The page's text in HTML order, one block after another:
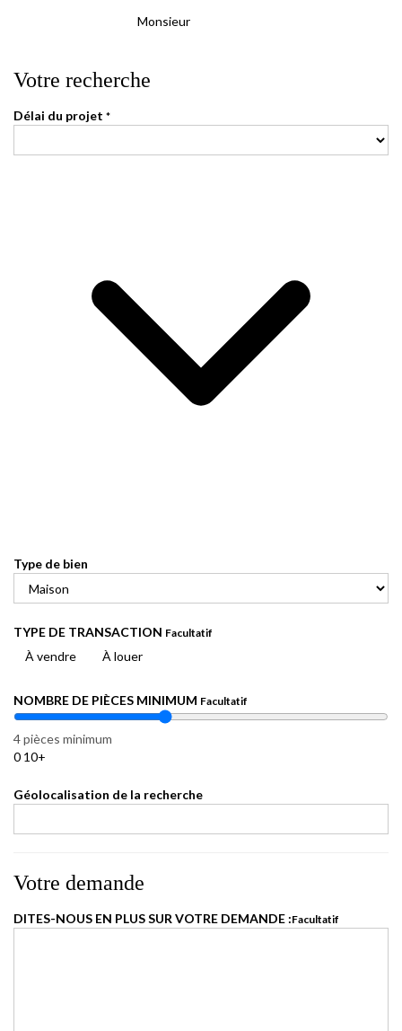
Monsieur
Votre recherche
Délai du projet *
Type de bien
TYPE DE TRANSACTION Facultatif
À vendre À louer
NOMBRE DE PIÈCES MINIMUM Facultatif
4 pièces minimum
0 10+
Géolocalisation de la recherche
Votre demande
DITES-NOUS EN PLUS SUR VOTRE DEMANDE :Facultatif